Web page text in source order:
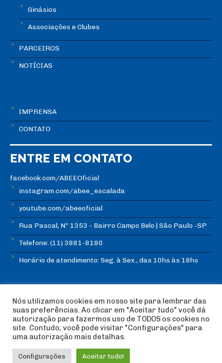
Ginásios
Associações e Clubes
PARCEIROS
NOTÍCIAS
IMPRENSA
CONTATO
ENTRE EM CONTATO
facebook.com/ABEEOficial
instagram.com/abee_escalada
youtube.com/abeeoficial
Rua Pascal, Nº 1353 - Bairro Campo Belo | São Paulo -SP
Telefone: (11) 3881-8180
Horário de atendimento: Seg. à Sex., das 10hs às 18hs
© Copyright ABEE | Associação Brasileira de Escalada
Esportiva 2018 | Design:
Imagética Design
Nós utilizamos cookies em nosso site para lembrar das
suas preferências. Ao clicar em "Aceitar tudo" você dá
autorização para fazermos uso de TODOS os cookies no
site. Contudo, você pode visitar "Configurações" para
uma autorização mais detalhas.
Configurações Aceitar tudo!